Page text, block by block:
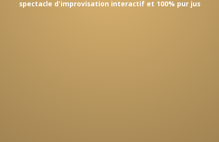
spectacle d'improvisation interactif et 100% pur jus